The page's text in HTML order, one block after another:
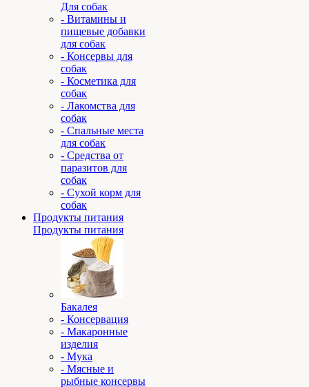
Для собак
- Витамины и
пищевые добавки
для собак
- Консервы для
собак
- Косметика для
собак
- Лакомства для
собак
- Спальные места
для собак
- Средства от
паразитов для
собак
- Сухой корм для
собак
Продукты питания
Продукты питания
Бакалея
- Консервация
- Макаронные
изделия
- Мука
- Мясные и
рыбные консервы